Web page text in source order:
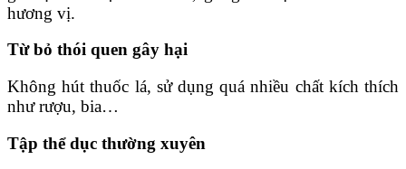
hương vị.
Từ bỏ thói quen gây hại
Không hút thuốc lá, sử dụng quá nhiều chất kích thích
như rượu, bia…
Tập thể dục thường xuyên